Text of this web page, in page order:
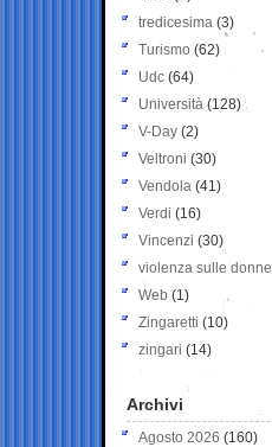
tredicesima (3)
Turismo (62)
Udc (64)
Università (128)
V-Day (2)
Veltroni (30)
Vendola (41)
Verdi (16)
Vincenzi (30)
violenza sulle donne
Web (1)
Zingaretti (10)
zingari (14)
Archivi
Agosto 2026 (160)